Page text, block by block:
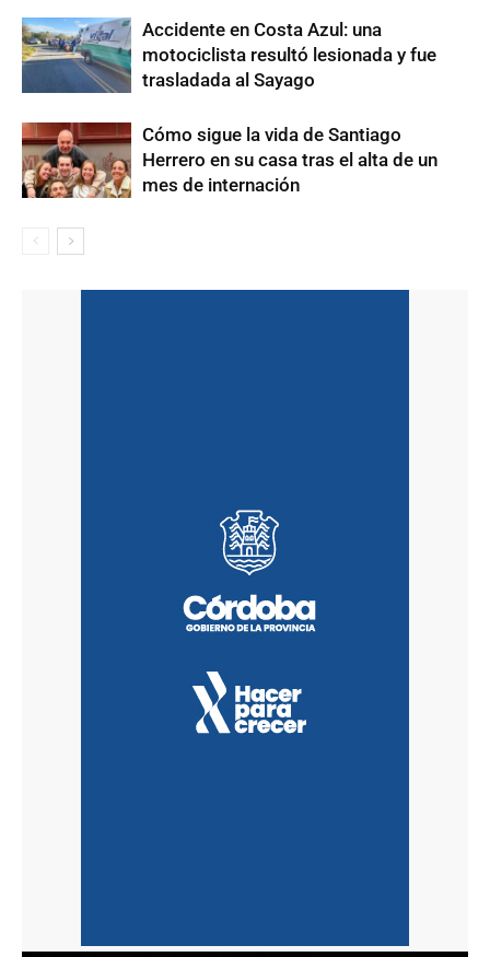
Accidente en Costa Azul: una
motociclista resultó lesionada y fue
trasladada al Sayago
Cómo sigue la vida de Santiago
Herrero en su casa tras el alta de un
mes de internación